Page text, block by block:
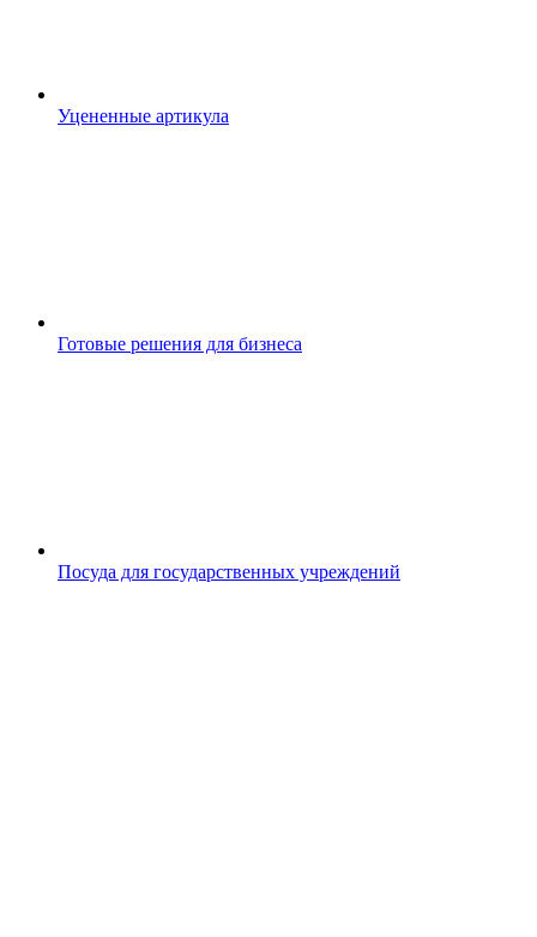
Уцененные артикула
Готовые решения для бизнеса
Посуда для государственных учреждений